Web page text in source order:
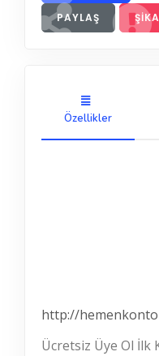
PAYLAŞ
Özellikler
http://
Ücretsiz Üye Ol İlk